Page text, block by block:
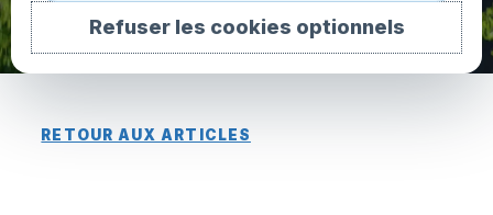
Refuser les cookies optionnels
RETOUR AUX ARTICLES